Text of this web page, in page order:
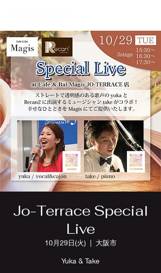
Jo-Terrace Special
Live
10月29日(火)
  |
大阪市
Yuka & Take